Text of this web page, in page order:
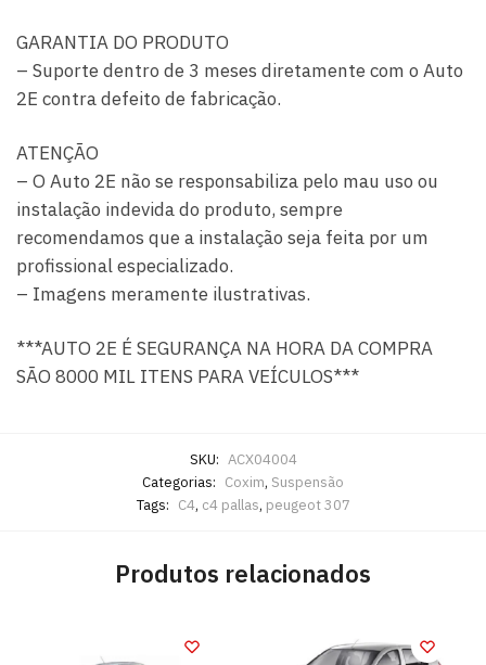
GARANTIA DO PRODUTO
– Suporte dentro de 3 meses diretamente com o Auto
2E contra defeito de fabricação.
ATENÇÃO
– O Auto 2E não se responsabiliza pelo mau uso ou
instalação indevida do produto, sempre
recomendamos que a instalação seja feita por um
profissional especializado.
– Imagens meramente ilustrativas.
***AUTO 2E É SEGURANÇA NA HORA DA COMPRA
SÃO 8000 MIL ITENS PARA VEÍCULOS***
SKU: ACX04004
Categorias: Coxim, Suspensão
Tags: C4, c4 pallas, peugeot 307
Produtos relacionados